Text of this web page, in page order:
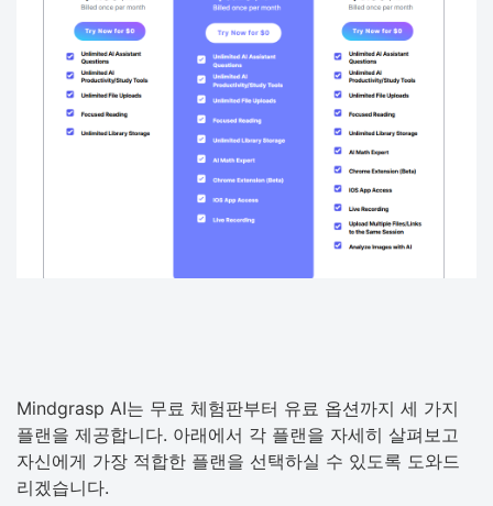
Mindgrasp AI는 무료 체험판부터 유료 옵션까지 세 가지
플랜을 제공합니다. 아래에서 각 플랜을 자세히 살펴보고
자신에게 가장 적합한 플랜을 선택하실 수 있도록 도와드
리겠습니다.